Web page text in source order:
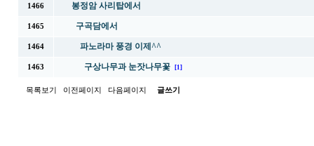
1466 봉정암 사리탑에서
1465 구곡담에서
1464 파노라마 풍경 이제^^
1463 구상나무과 눈잣나무꽃 [1]
목록보기 이전페이지 다음페이지 글쓰기